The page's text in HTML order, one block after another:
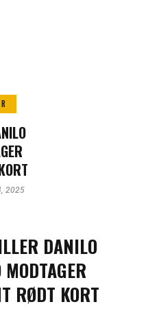
2025
DANILO
MODTAGER
RØDT KORT